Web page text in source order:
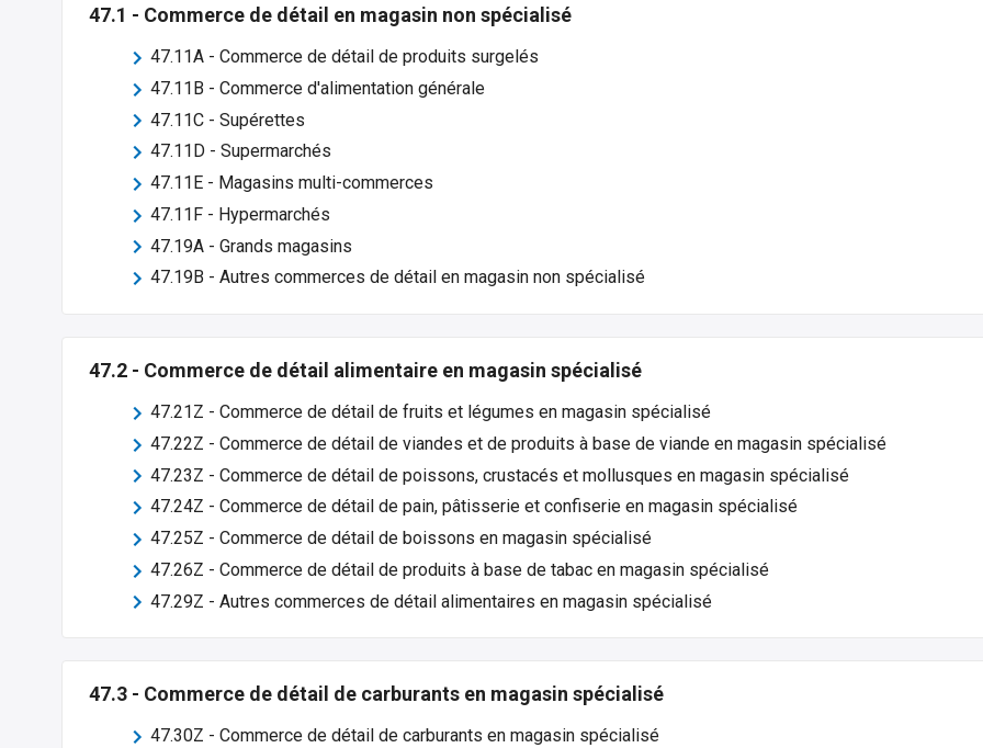
47.1 - Commerce de détail en magasin non spécialisé
47.11A - Commerce de détail de produits surgelés
47.11B - Commerce d'alimentation générale
47.11C - Supérettes
47.11D - Supermarchés
47.11E - Magasins multi-commerces
47.11F - Hypermarchés
47.19A - Grands magasins
47.19B - Autres commerces de détail en magasin non spécialisé
47.2 - Commerce de détail alimentaire en magasin spécialisé
47.21Z - Commerce de détail de fruits et légumes en magasin spécialisé
47.22Z - Commerce de détail de viandes et de produits à base de viande en magasin spécialisé
47.23Z - Commerce de détail de poissons, crustacés et mollusques en magasin spécialisé
47.24Z - Commerce de détail de pain, pâtisserie et confiserie en magasin spécialisé
47.25Z - Commerce de détail de boissons en magasin spécialisé
47.26Z - Commerce de détail de produits à base de tabac en magasin spécialisé
47.29Z - Autres commerces de détail alimentaires en magasin spécialisé
47.3 - Commerce de détail de carburants en magasin spécialisé
47.30Z - Commerce de détail de carburants en magasin spécialisé